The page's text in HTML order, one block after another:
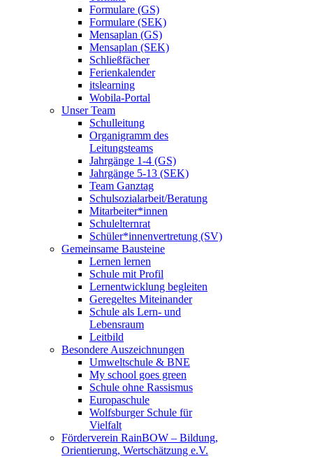
Formulare (GS)
Formulare (SEK)
Mensaplan (GS)
Mensaplan (SEK)
Schließfächer
Ferienkalender
itslearning
Wobila-Portal
Unser Team
Schulleitung
Organigramm des
Leitungsteams
Jahrgänge 1-4 (GS)
Jahrgänge 5-13 (SEK)
Team Ganztag
Schulsozialarbeit/Beratung
Mitarbeiter*innen
Schulelternrat
Schüler*innenvertretung (SV)
Gemeinsame Bausteine
Lernen lernen
Schule mit Profil
Lernentwicklung begleiten
Geregeltes Miteinander
Schule als Lern- und
Lebensraum
Leitbild
Besondere Auszeichnungen
Umweltschule & BNE
My school goes green
Schule ohne Rassismus
Europaschule
Wolfsburger Schule für
Vielfalt
Förderverein RainBOW – Bildung,
Orientierung, Wertschätzung e.V.